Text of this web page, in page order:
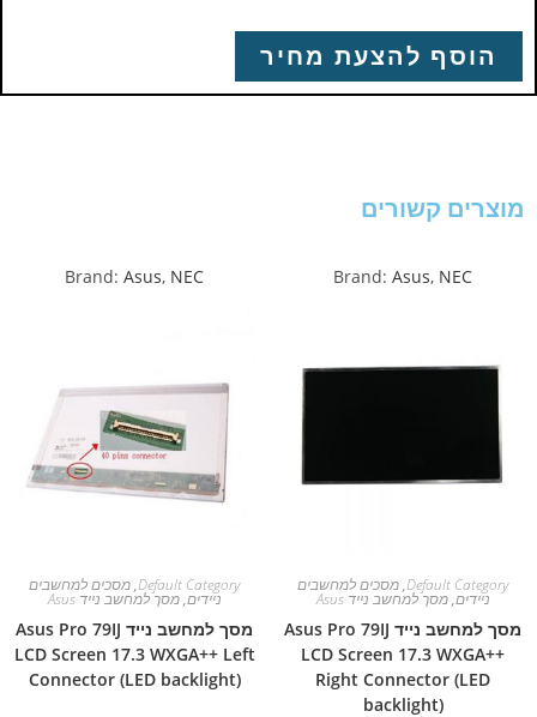
הוסף להצעת מחיר
מוצרים קשורים
Brand: Asus, NEC
Default Category
,מסכים למחשבים
ניידים,מסך למחשב נייד Asus
מסך למחשב נייד Asus Pro 79IJ
LCD Screen 17.3 WXGA++
Right Connector (LED
backlight)
Brand: Asus, NEC
Default Category
,מסכים למחשבים
ניידים,מסך למחשב נייד Asus
מסך למחשב נייד Asus Pro 79IJ
LCD Screen 17.3 WXGA++ Left
Connector (LED backlight)